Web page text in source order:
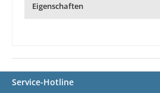
Eigenschaften
Service-Hotline